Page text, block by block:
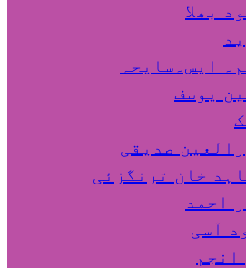
بھلا
ایس۔سایحہ
یوسف
صدیقی
خان ترنگزئی
احمد
آسی
انجم